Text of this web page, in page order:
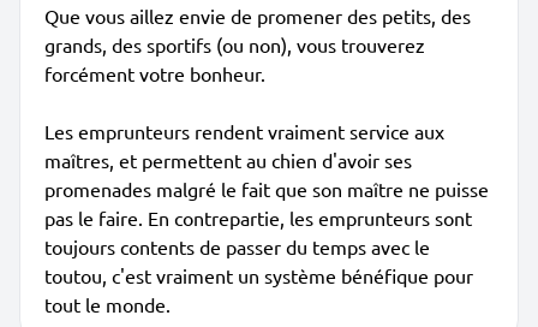
Que vous aillez envie de promener des petits, des
grands, des sportifs (ou non), vous trouverez
forcément votre bonheur.
Les emprunteurs rendent vraiment service aux
maîtres, et permettent au chien d'avoir ses
promenades malgré le fait que son maître ne puisse
pas le faire. En contrepartie, les emprunteurs sont
toujours contents de passer du temps avec le
toutou, c'est vraiment un système bénéfique pour
tout le monde.